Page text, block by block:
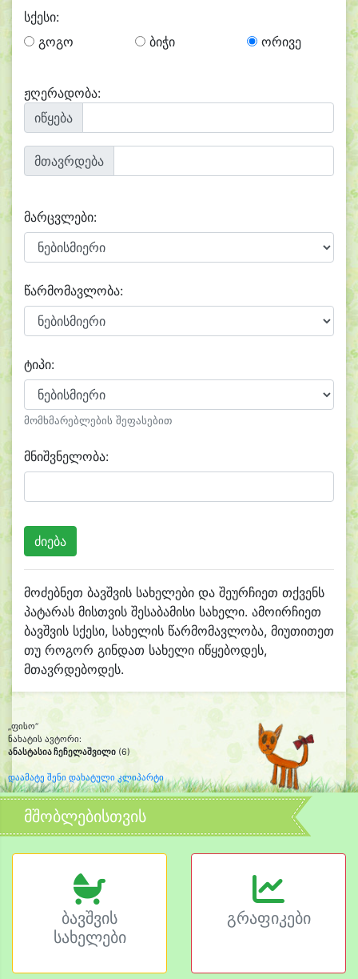
სქესი:
გოგო
ბიჭი ორივე
ჟღერადობა:
იწყება
მთავრდება
მარცვლები:
წარმომავლობა:
ტიპი:
მომხმარებლების შეფასებით
მნიშვნელობა:
მოძებნეთ ბავშვის სახელები და შეურჩიეთ თქვენს
პატარას მისთვის შესაბამისი სახელი. ამოირჩიეთ
ბავშვის სქესი, სახელის წარმომავლობა, მიუთითეთ
თუ როგორ გინდათ სახელი იწყებოდეს,
მთავრდებოდეს.
„ფისო“
ნახატის ავტორი:
ანასტასია ჩეჩელაშვილი (6)
დაამატე შენი დახატული კლიპარტი
მშობლებისთვის
ბავშვის
სახელები
გრაფიკები